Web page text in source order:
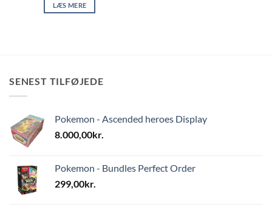
LÆS MERE
SENEST TILFØJEDE
Pokemon - Ascended heroes Display
8.000,00kr.
Pokemon - Bundles Perfect Order
299,00kr.